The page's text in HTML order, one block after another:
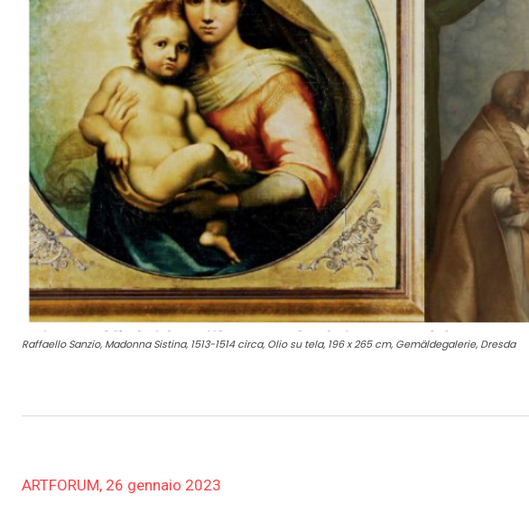
Raffaello Sanzio, Madonna Sistina, 1513-1514 circa, Olio su tela, 196 x 265 cm, Gemäldegalerie, Dresda
ARTFORUM, 26 gennaio 2023